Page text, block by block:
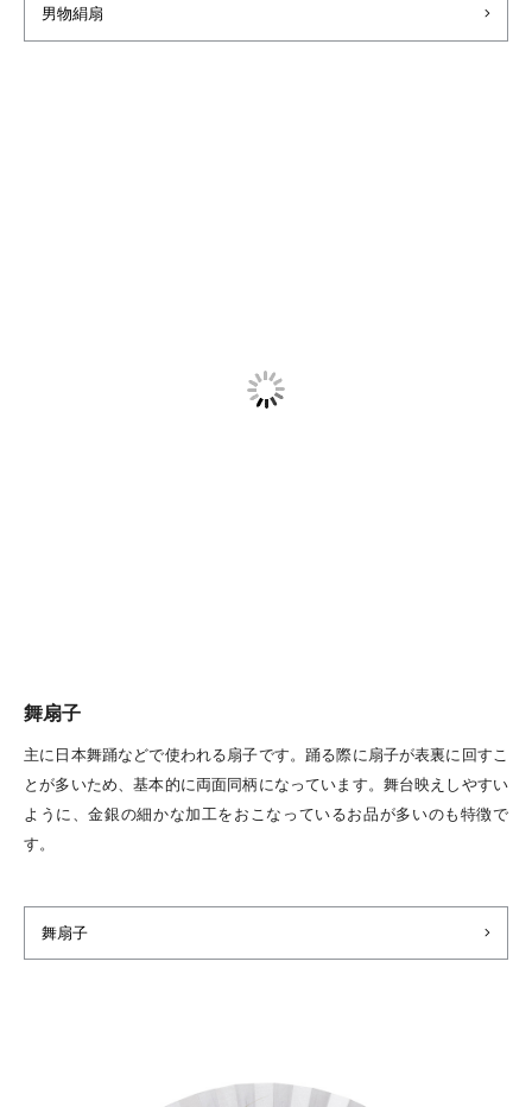
男物絹扇
舞扇子
主に日本舞踊などで使われる扇子です。踊る際に扇子が表裏に回すこ
とが多いため、基本的に両面同柄になっています。舞台映えしやすい
ように、金銀の細かな加工をおこなっているお品が多いのも特徴で
す。
舞扇子